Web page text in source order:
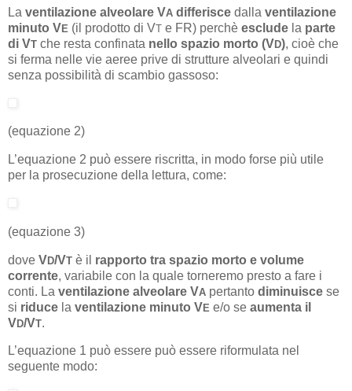
La ventilazione alveolare VA differisce dalla ventilazione
minuto VE (il prodotto di VT e FR) perchè esclude la parte
di VT che resta confinata nello spazio morto (VD), cioè che
si ferma nelle vie aeree prive di strutture alveolari e quindi
senza possibilità di scambio gassoso:
(equazione 2)
L’equazione 2 può essere riscritta, in modo forse più utile
per la prosecuzione della lettura, come:
(equazione 3)
dove VD/VT è il rapporto tra spazio morto e volume
corrente, variabile con la quale torneremo presto a fare i
conti. La ventilazione alveolare VA pertanto diminuisce se
si riduce la ventilazione minuto VE e/o se aumenta il
VD/VT.
L’equazione 1 può essere può essere riformulata nel
seguente modo: